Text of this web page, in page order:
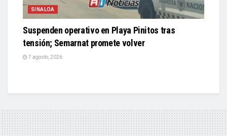
SINALOA
Suspenden operativo en Playa Pinitos tras
tensión; Semarnat promete volver
7 agosto, 2026